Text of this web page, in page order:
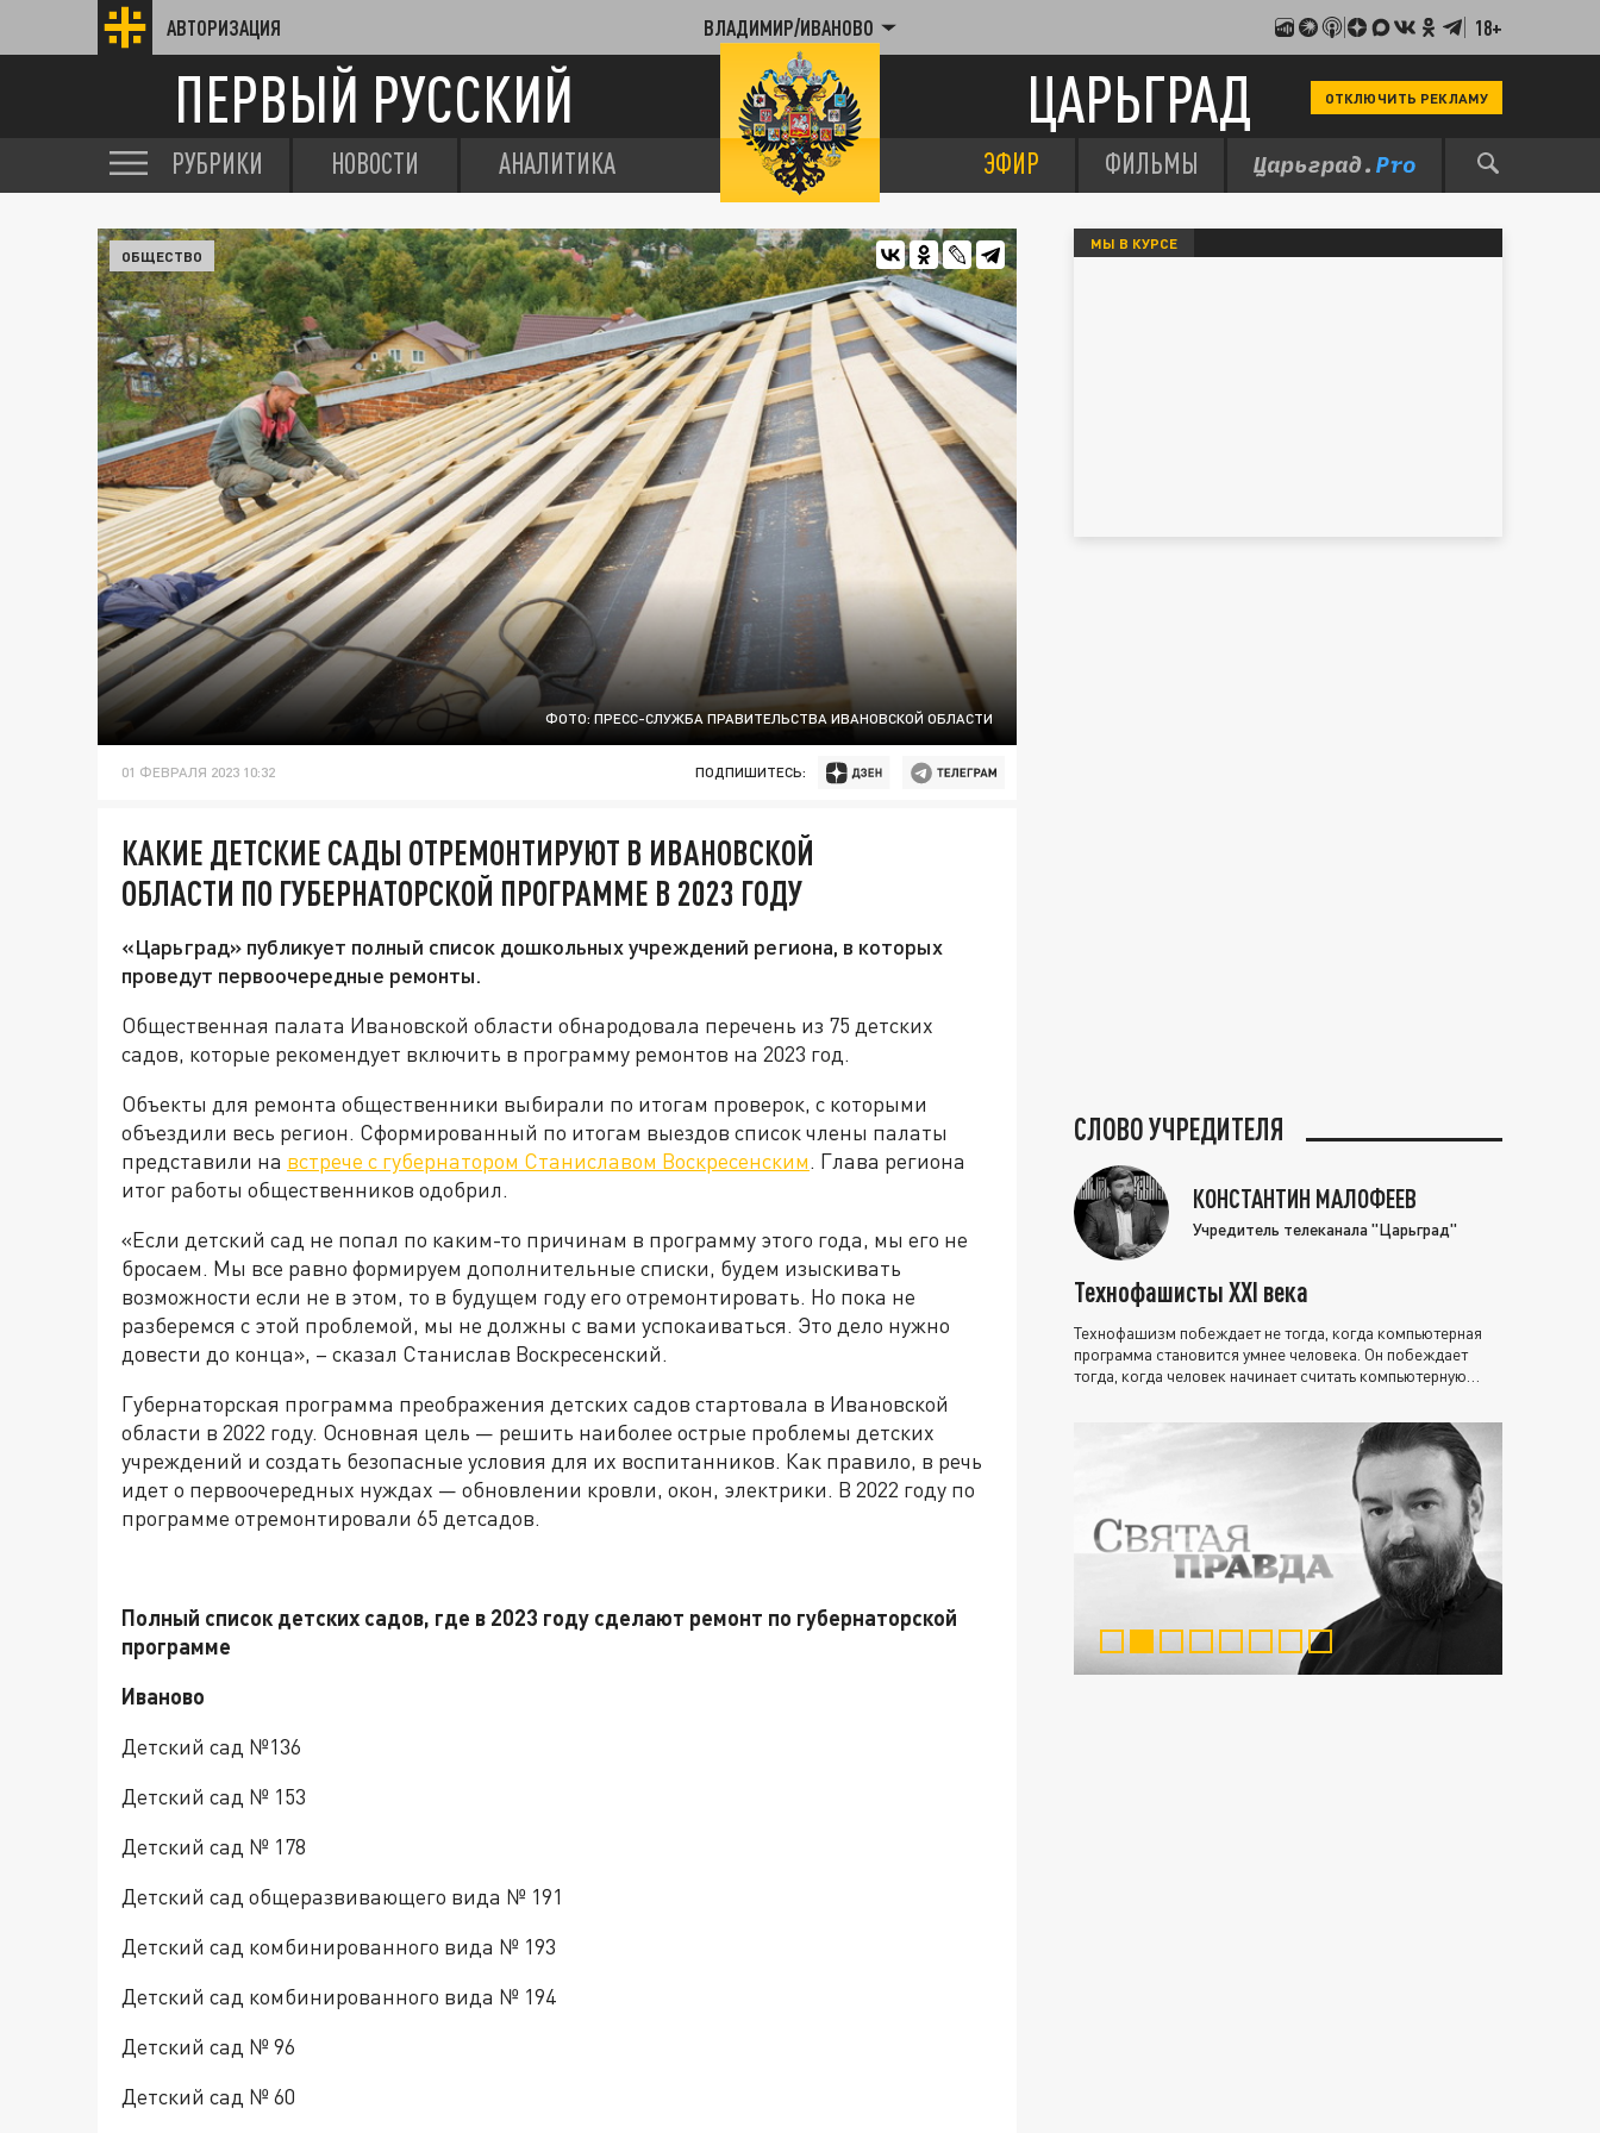
АВТОРИЗАЦИЯ ВЛАДИМИР/ИВАНОВО 18+
ПЕРВЫЙ РУССКИЙ ЦАРЬГРАД ОТКЛЮЧИТЬ РЕКЛАМУ
РУБРИКИ НОВОСТИ АНАЛИТИКА ЭФИР ФИЛЬМЫ
ФОТО: ПРЕСС-СЛУЖБА ПРАВИТЕЛЬСТВА ИВАНОВСКОЙ ОБЛАСТИ
ОБЩЕСТВО
01 ФЕВРАЛЯ 2023 10:32 ПОДПИШИТЕСЬ:
КАКИЕ ДЕТСКИЕ САДЫ ОТРЕМОНТИРУЮТ В ИВАНОВСКОЙ
ОБЛАСТИ ПО ГУБЕРНАТОРСКОЙ ПРОГРАММЕ В 2023 ГОДУ
«Царьград» публикует полный список дошкольных учреждений региона, в которых
проведут первоочередные ремонты.
Общественная палата Ивановской области обнародовала перечень из 75 детских
садов, которые рекомендует включить в программу ремонтов на 2023 год.
Объекты для ремонта общественники выбирали по итогам проверок, с которыми
объездили весь регион. Сформированный по итогам выездов список члены палаты
представили на встрече с губернатором Станиславом Воскресенским. Глава региона
итог работы общественников одобрил.
«Если детский сад не попал по каким-то причинам в программу этого года, мы его не
бросаем. Мы все равно формируем дополнительные списки, будем изыскивать
возможности если не в этом, то в будущем году его отремонтировать. Но пока не
разберемся с этой проблемой, мы не должны с вами успокаиваться. Это дело нужно
довести до конца», – сказал Станислав Воскресенский.
Губернаторская программа преображения детских садов стартовала в Ивановской
области в 2022 году. Основная цель — решить наиболее острые проблемы детских
учреждений и создать безопасные условия для их воспитанников. Как правило, в речь
идет о первоочередных нуждах — обновлении кровли, окон, электрики. В 2022 году по
программе отремонтировали 65 детсадов.
Полный список детских садов, где в 2023 году сделают ремонт по губернаторской
программе
Иваново
Детский сад №136
Детский сад № 153
Детский сад № 178
Детский сад общеразвивающего вида № 191
Детский сад комбинированного вида № 193
Детский сад комбинированного вида № 194
Детский сад № 96
Детский сад № 60
МЫ В КУРСЕ
СЛОВО УЧРЕДИТЕЛЯ
КОНСТАНТИН МАЛОФЕЕВ
Учредитель телеканала "Царьград"
Технофашисты XXI века
Технофашизм побеждает не тогда, когда компьютерная
программа становится умнее человека. Он побеждает
тогда, когда человек начинает считать компьютерную